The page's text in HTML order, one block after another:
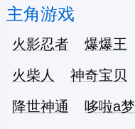
主角游戏
火影忍者 爆爆王
火柴人
神奇宝贝
降世神通
哆啦a梦